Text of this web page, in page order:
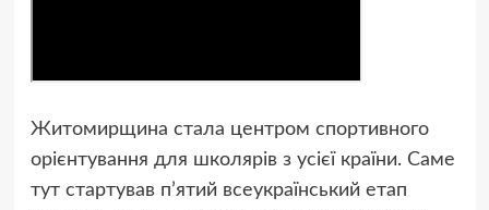
Житомирщина стала центром спортивного
орієнтування для школярів з усієї країни. Саме
тут стартував п’ятий всеукраїнський етап